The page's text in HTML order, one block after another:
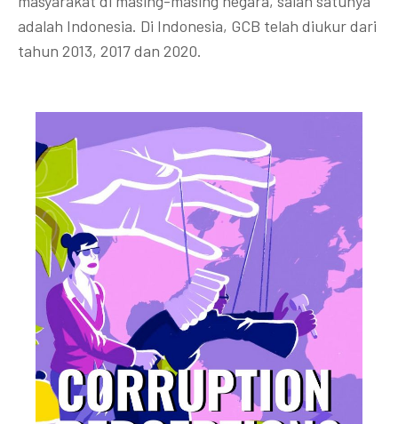
adalah Indonesia. Di Indonesia, GCB telah diukur dari
tahun 2013, 2017 dan 2020.